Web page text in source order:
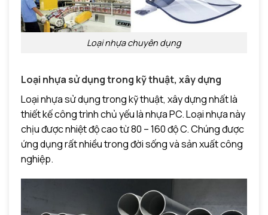
Loại nhựa chuyên dụng
Loại nhựa sử dụng trong kỹ thuật, xây dựng
Loại nhựa sử dụng trong kỹ thuật, xây dựng nhất là
thiết kế công trình chủ yếu là nhựa PC. Loại nhựa này
chịu được nhiệt độ cao từ 80 – 160 độ C. Chúng được
ứng dụng rất nhiều trong đời sống và sản xuất công
nghiệp.